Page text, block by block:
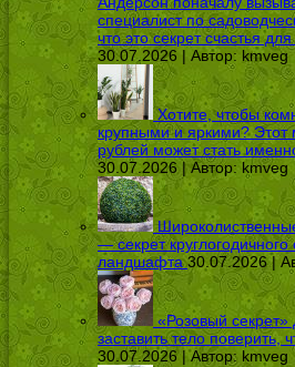
специалист по
что это секрет счастья
30.07.2026 | Автор: kmveg
Хотите, чтобы
крупными и яркими? Этот
рублей может стать
30.07.2026 | Автор: kmveg
— секрет
ландшафта 30.07.2026 |
«Розовый
заставить тело поверить,
30.07.2026 | Автор: kmveg